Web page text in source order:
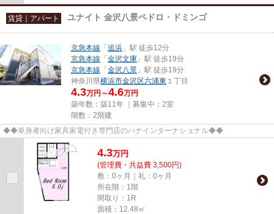
賃貸｜アパート ユナイト 金沢八景ペドロ・ドミンゴ
京急本線 「 追浜 」駅 徒歩12分
京急本線 「 金沢文庫 」駅 徒歩19分
京急本線 「 金沢八景 」駅 徒歩19分
神奈川県横浜市金沢区六浦東 １丁目
4.3万円～4.6万円
築年数：築11年 ｜募集中： 2室
階数：2階建
◆◆単身者向け家具家電付き専門店のハナインターナショナル◆◆
4.3万円
(管理費・共益費 3,500円)
敷：0ヶ月｜礼：0ヶ月
所在階：1階
間取り：1R
面積：12.48㎡